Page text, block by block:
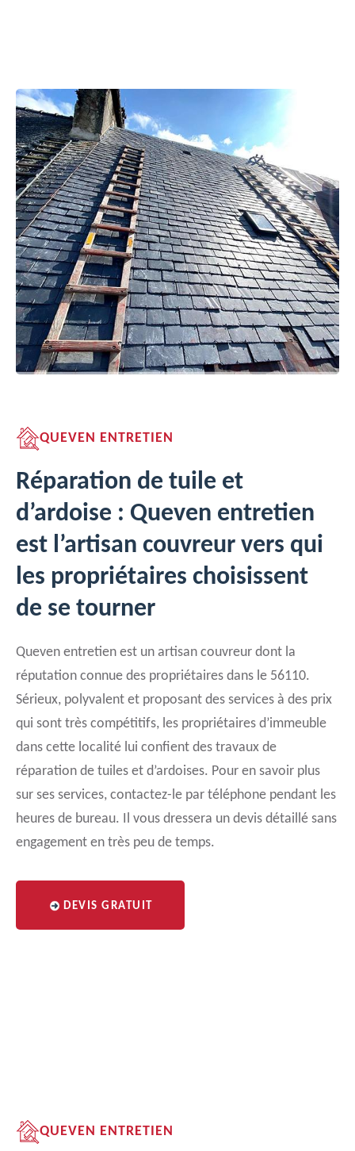
QUEVEN ENTRETIEN
Réparation de tuile et
d’ardoise : Queven entretien
est l’artisan couvreur vers qui
les propriétaires choisissent
de se tourner
Queven entretien est un artisan couvreur dont la
réputation connue des propriétaires dans le 56110.
Sérieux, polyvalent et proposant des services à des prix
qui sont très compétitifs, les propriétaires d’immeuble
dans cette localité lui confient des travaux de
réparation de tuiles et d’ardoises. Pour en savoir plus
sur ses services, contactez-le par téléphone pendant les
heures de bureau. Il vous dressera un devis détaillé sans
engagement en très peu de temps.
DEVIS GRATUIT
QUEVEN ENTRETIEN